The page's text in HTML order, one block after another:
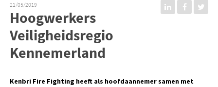
21/05/2019
Hoogwerkers
Veiligheidsregio
Kennemerland
Kenbri Fire Fighting heeft als hoofdaannemer samen met